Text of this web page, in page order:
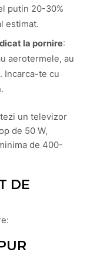
putin 20-30%
estimat.
la pornire:
aerotermele, au
Incarca-te cu
un televizor
de 50 W,
de 400-
DE